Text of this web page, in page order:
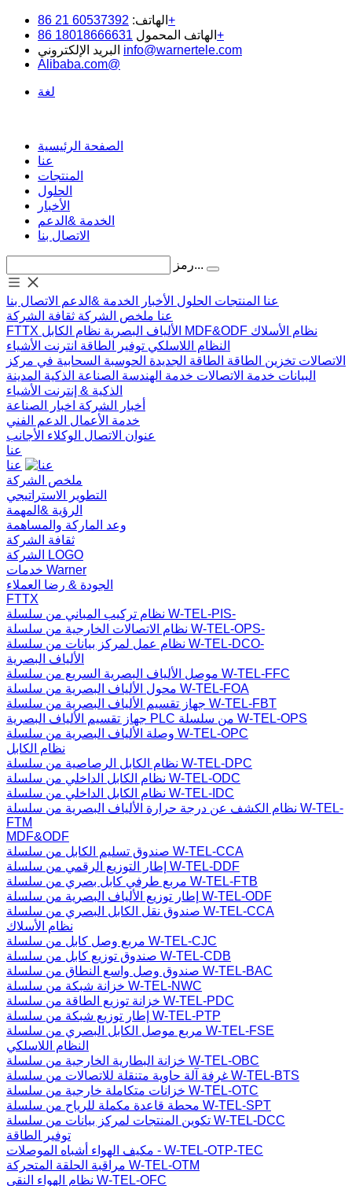
الهاتف: 60537392 21 86+
الهاتف المحمول 18018666631 86+
info@warnertele.com
Alibaba.com@
لغة
الصفحة الرئيسية
عنا
المنتجات
الحلول
الأخبار
الخدمة &الدعم
الاتصال بنا
رمز...
عنا المنتجات الحلول الأخبار الخدمة &الدعم
الاتصال بنا
عنا ملخص الشركة ثقافة الشركة
FTTX
الألياف البصرية MDF&ODF نظام الأسلاك
النظام اللاسلكي توفير الطاقة انترنت الأشياء
الاتصالات تخزين الطاقة الطاقة الجديدة الحوسبة السحابية في مركز
البيانات خدمة الاتصالات خدمة الهندسة الصناعة الذكية المدينة
الذكية & إنترنت الأشياء
أخبار الشركة اخبار الصناعة
خدمة الأعمال الدعم الفني
عنوان الاتصال الوكلاء الأجانب
عنا
عنا
ملخص الشركة
التطوير الاستراتيجي
الرؤية &المهمة
وعد الماركة والمساهمة
ثقافة الشركة
الشركة LOGO
خدمات Warner
الجودة & رضا العملاء
FTTX
نظام تركيب المباني من سلسلة W-TEL-PIS-
نظام الاتصالات الخارجية من سلسلة W-TEL-OPS-
نظام عمل لمركز بيانات من سلسلة W-TEL-DCO-
الألياف البصرية
موصل الألياف البصرية السريع من سلسلة W-TEL-FFC
محول الألياف البصرية من سلسلة W-TEL-FOA
جهاز تقسيم الألياف البصرية من سلسلة W-TEL-FBT
جهاز تقسيم الألياف البصرية PLC من سلسلة W-TEL-OPS
وصلة الألياف البصرية من سلسلة W-TEL-OPC
نظام الكابل
نظام الكابل الرصاصية من سلسلة W-TEL-DPC
نظام الكابل الداخلي من سلسلة W-TEL-ODC
نظام الكابل الداخلي من سلسلة W-TEL-IDC
نظام الكشف عن درجة حرارة الألياف البصرية من سلسلة W-TEL-
FTM
MDF&ODF
صندوق تسليم الكابل من سلسلة W-TEL-CCA
إطار التوزيع الرقمي من سلسلة W-TEL-DDF
مربع طرفي كابل بصري من سلسلة W-TEL-FTB
إطار توزيع الألياف البصرية من سلسلة W-TEL-ODF
صندوق نقل الكابل البصري من سلسلة W-TEL-CCA
نظام الأسلاك
مربع وصل كابل من سلسلة W-TEL-CJC
صندوق توزيع كابل من سلسلة W-TEL-CDB
صندوق وصل واسع النطاق من سلسلة W-TEL-BAC
خزانة شبكة من سلسلة W-TEL-NWC
خزانة توزيع الطاقة من سلسلة W-TEL-PDC
إطار توزيع شبكة من سلسلة W-TEL-PTP
مربع موصل الكابل البصري من سلسلة W-TEL-FSE
النظام اللاسلكي
خزانة البطارية الخارجية من سلسلة W-TEL-OBC
غرفة آلة حاوية متنقلة للاتصالات من سلسلة W-TEL-BTS
خزانات متكاملة خارجية من سلسلة W-TEL-OTC
محطة قاعدة مكملة للرياح من سلسلة W-TEL-SPT
تكوين المنتجات لمركز بيانات من سلسلة W-TEL-DCC
توفير الطاقة
مكيف الهواء أشباه الموصلات - W-TEL-OTP-TEC
مراقبة الحلقة المتحركة W-TEL-OTM
نظام الهواء النقي W-TEL-OFC